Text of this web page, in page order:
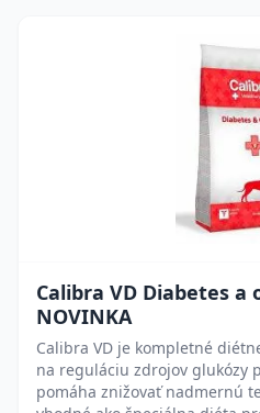
Calibra VD Diabetes a
NOVINKA
Calibra VD je kompletné
na reguláciu zdrojov glukózy
pomáha znižovať nadmernú